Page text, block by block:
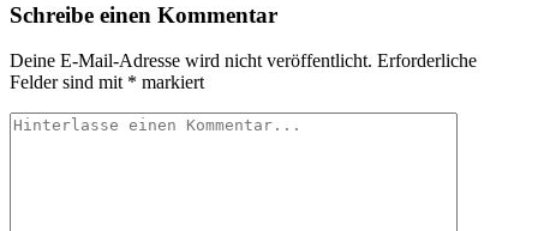
Schreibe einen Kommentar
Deine E-Mail-Adresse wird nicht veröffentlicht. Erforderliche
Felder sind mit * markiert